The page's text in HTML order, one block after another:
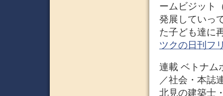
ームビジット
発展していっ
た子ども達に
ツクの日刊フ
連載 ベトナム
／社会・本誌
北見の建築士